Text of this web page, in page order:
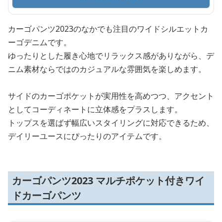
カーゴパンツ2023のなかでも注目のワイドシルエットカ
ーゴデニムです。
ゆったりとした履き心地でリラックス感がありながら、デ
ニム素材ならではのカジュアルな雰囲気を楽しめます。
サイドのカーゴポケットが実用性を高めつつ、アクセント
としてコーディネートに立体感をプラスします。
トップスを選ばず幅広いスタイリングに対応できるため、
デイリーユースにぴったりのアイテムです。
カーゴパンツ2023 マルチポケット付きワイ
ドカーゴパンツ